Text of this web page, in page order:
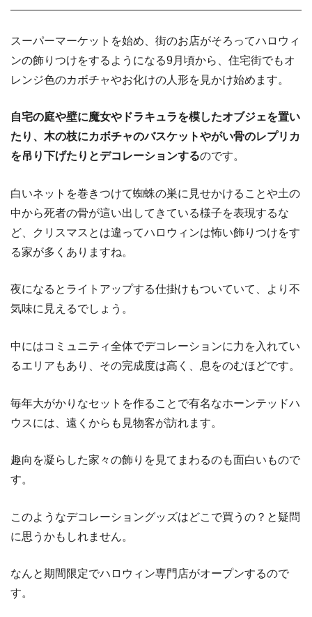
スーパーマーケットを始め、街のお店がそろってハロウィ
ンの飾りつけをするようになる9月頃から、住宅街でもオ
レンジ色のカボチャやお化けの人形を見かけ始めます。
自宅の庭や壁に魔女やドラキュラを模したオブジェを置い
たり、木の枝にカボチャのバスケットやがい骨のレプリカ
を吊り下げたりとデコレーションするのです。
白いネットを巻きつけて蜘蛛の巣に見せかけることや土の
中から死者の骨が這い出してきている様子を表現するな
ど、クリスマスとは違ってハロウィンは怖い飾りつけをす
る家が多くありますね。
夜になるとライトアップする仕掛けもついていて、より不
気味に見えるでしょう。
中にはコミュニティ全体でデコレーションに力を入れてい
るエリアもあり、その完成度は高く、息をのむほどです。
毎年大がかりなセットを作ることで有名なホーンテッドハ
ウスには、遠くからも見物客が訪れます。
趣向を凝らした家々の飾りを見てまわるのも面白いもので
す。
このようなデコレーショングッズはどこで買うの？と疑問
に思うかもしれません。
なんと期間限定でハロウィン専門店がオープンするので
す。